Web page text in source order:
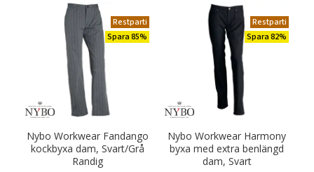
Restparti
Spara 85%
Nybo Workwear Fandango
kockbyxa dam, Svart/Grå
Randig
Restparti
Spara 82%
Nybo Workwear Harmony
byxa med extra benlängd
dam, Svart